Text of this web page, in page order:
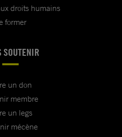
droits humains
former
SOUTENIR
un don
membre
un legs
mécène